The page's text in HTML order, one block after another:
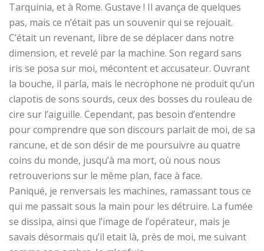
Tarquinia, et à Rome. Gustave ! Il avança de quelques
pas, mais ce n’était pas un souvenir qui se rejouait.
C’était un revenant, libre de se déplacer dans notre
dimension, et revelé par la machine. Son regard sans
iris se posa sur moi, mécontent et accusateur. Ouvrant
la bouche, il parla, mais le necrophone ne produit qu’un
clapotis de sons sourds, ceux des bosses du rouleau de
cire sur l’aiguille. Cependant, pas besoin d’entendre
pour comprendre que son discours parlait de moi, de sa
rancune, et de son désir de me poursuivre au quatre
coins du monde, jusqu’à ma mort, où nous nous
retrouverions sur le même plan, face à face.
Paniqué, je renversais les machines, ramassant tous ce
qui me passait sous la main pour les détruire. La fumée
se dissipa, ainsi que l’image de l’opérateur, mais je
savais désormais qu’il etait là, près de moi, me suivant